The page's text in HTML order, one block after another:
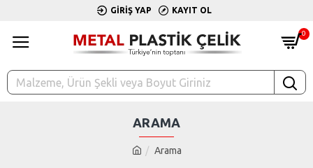
GIRIŞ YAP KAYIT OL
0
Arama
ARAMA